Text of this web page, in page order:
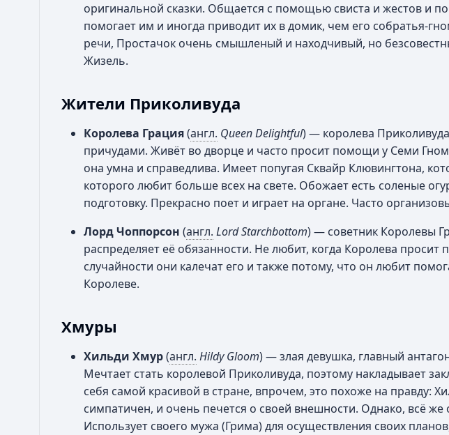
оригинальной сказки. Общается с помощью свиста и жестов и
помогает им и иногда приводит их в домик, чем его собратья-
речи, Простачок очень смышленый и находчивый, но
Жизель.
Жители Приколивуда
Королева Грация(англ. Queen Delightful) — королева
причудами. Живёт во дворце и часто просит помощи у Семи
она умна и справедлива. Имеет попугая Сквайр Клювингтона,
которого любит больше всех на свете. Обожает есть соленые
подготовку. Прекрасно поет и играет на органе. Часто
Лорд Чоппорсон (англ. Lord Starchbottom) — советник Королевы
распределяет её обязанности. Не любит, когда Королева
случайности они калечат его и также потому, что он любит
Королеве.
Хмуры
Хильди Хмур(англ. Hildy Gloom) — злая девушка, главный
Мечтает стать королевой Приколивуда, поэтому накладывает
себя самой красивой в стране, впрочем, это похоже на правду:
симпатичен, и очень печется о своей внешности. Однако, всё же
Использует своего мужа (Грима) для осуществления своих